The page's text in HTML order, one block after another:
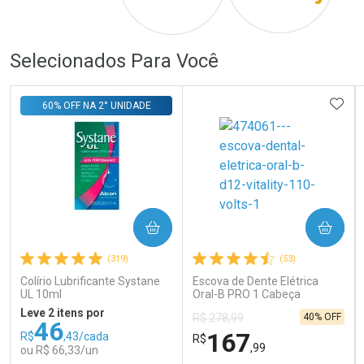
Por R$ 223,00/cada
Por R$ 223,00/cada
Por R$ 686,00/cada
Por R$ 686,00/cada
Selecionados Para Você
(319)
Colírio Lubrificante Systane
UL 10ml
60% OFF NA 2° UNIDADE
Leve 2 itens por
R$46,43/cada
ou R$ 66,33/un
COMPRAR
(53)
Escova de Dente Elétrica
Oral-B PRO 1 Cabeça
Redonda Recarregável 1
Unidade
R$ 278,99
R$167,99
40% OFF
COMPRAR